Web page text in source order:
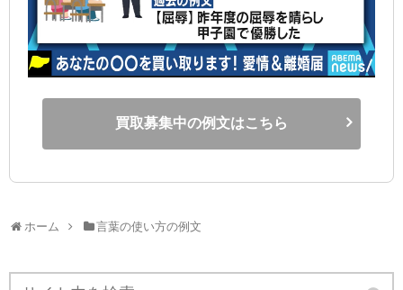
買取募集中の例文はこちら
ホーム 言葉の使い方の例文